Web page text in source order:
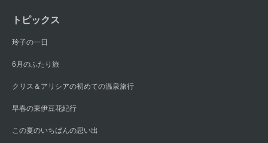
トピックス
玲子の一日
6月のふたり旅
クリス＆アリシアの初めての温泉旅行
早春の東伊豆花紀行
この夏のいちばんの思い出